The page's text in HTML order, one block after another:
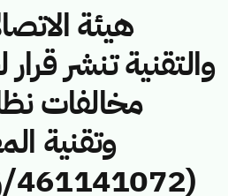
هيئة
والتقنية تنشر
مخالفات
وتقنية